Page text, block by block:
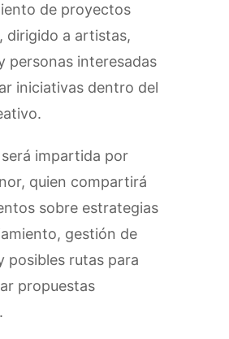
de proyectos
dirigido a artistas,
personas interesadas
iniciativas dentro del
impartida por
quien compartirá
sobre estrategias
gestión de
posibles rutas para
propuestas